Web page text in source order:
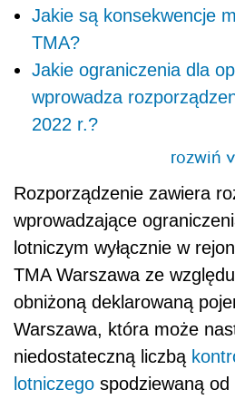
Jakie są konsekwencje
TMA?
Jakie ograniczenia dla
wprowadza
2022 r.?
rozwiń
Rozporządzenie zawiera
wprowadzające
lotniczym wyłącznie w
TMA Warszawa ze wzgl ę
obniżoną deklarowaną
Warszawa, która może
niedostateczną liczbą
lotniczego spodziewaną od